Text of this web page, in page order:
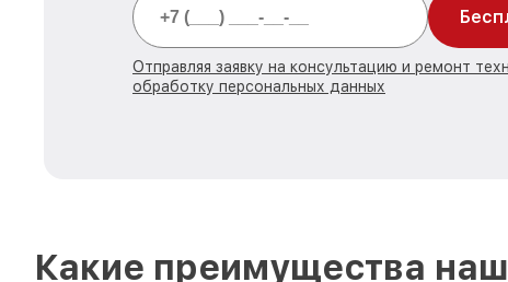
Отправляя заявку на консультацию и ремонт
обработку персональных данных
Какие преимущества